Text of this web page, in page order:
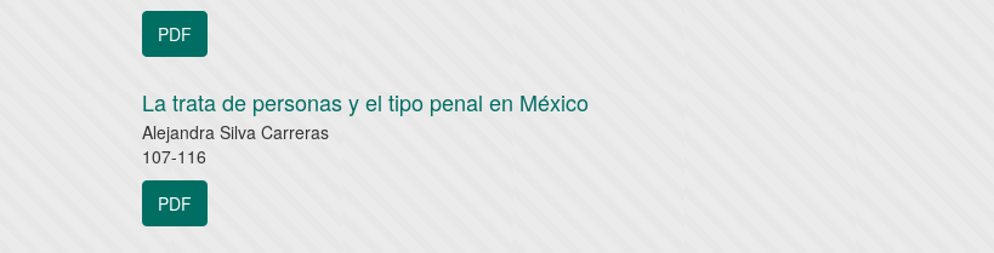
PDF
La trata de personas y el tipo penal en México
Alejandra Silva Carreras
107-116
PDF